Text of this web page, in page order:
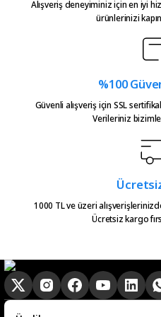
teşekkürler.
emeğinize sağlık çok teşekkürler
Serkan Çağdavul | 13/06/2026
Urun takibiniz cok guzel. Urunu
alinca tum asamalar mail olatak
sagladiginiz icin tesekkurler
Ürün güzel
hasan aslan | 03/04/2026
Alışveriş deneyiminiz için en iyi
ürünlerinizi
%100
Güvenli alışveriş için SSL
Verileriniz
1000 TL ve üzeri
Ücretsiz kargo